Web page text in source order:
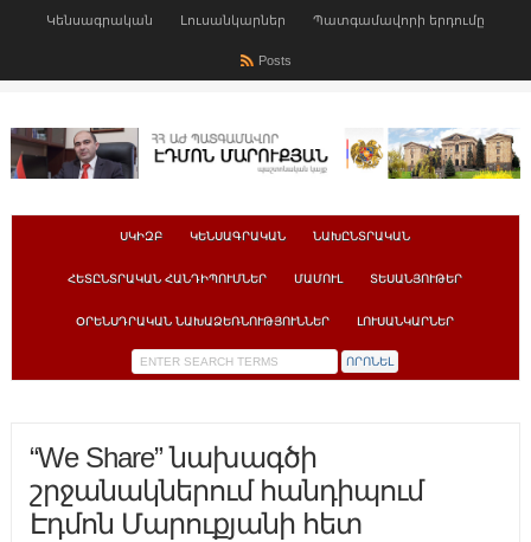
Կենսագրական Լուսանկարներ Պատգամավորի երդումը
Posts
ՍԿԻԶԲ ԿԵՆՍԱԳՐԱԿԱՆ ՆԱԽԸՆՏՐԱԿԱՆ
ՀԵՏԸՆՏՐԱԿԱՆ ՀԱՆԴԻՊՈՒՄՆԵՐ ՄԱՄՈՒԼ ՏԵՍԱՆՅՈՒԹԵՐ
ՕՐԵՆՍԴՐԱԿԱՆ ՆԱԽԱՁԵՌՆՈՒԹՅՈՒՆՆԵՐ ԼՈՒՍԱՆԿԱՐՆԵՐ
“We Share” նախագծի
շրջանակներում հանդիպում
Էդմոն Մարուքյանի հետ